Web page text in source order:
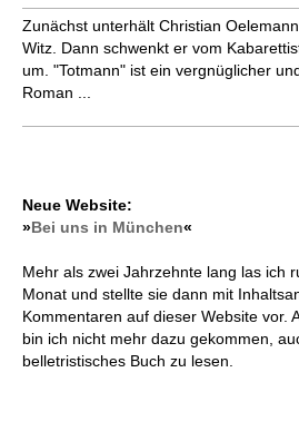
Zunächst unterhält Christian
Witz. Dann schwenkt er vom
um. "Totmann" ist ein vergnüglicher
Roman ...
Neue Website:
»Bei uns in München«
Mehr als zwei Jahrzehnte lang las ich
Monat und stellte sie dann mit
Kommentaren auf dieser Website vor.
bin ich nicht mehr dazu gekommen,
belletristisches Buch zu lesen.